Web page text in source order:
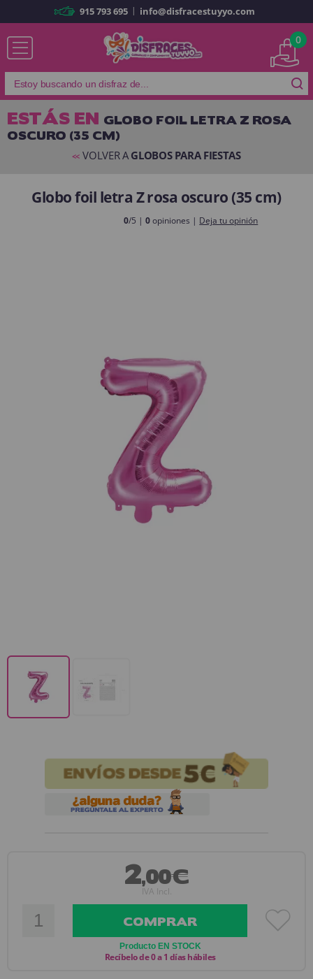
Ya soy cliente
Recordarme ¿Olvidó su contraseña?
Es mi primera vez
915 793 695 | info@disfracestuyyo.com
0
ESTÁS EN GLOBO FOIL LETRA Z ROSA
OSCURO (35 CM)
<< VOLVER AGLOBOS PARA FIESTAS
Globo foil letra Z rosa oscuro (35 cm)
0/5 |0opiniones | Deja tu opinión
2,00€
IVA Incl.
COMPRAR
Producto EN STOCK
Recíbelo de 0 a 1 días hábiles